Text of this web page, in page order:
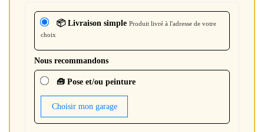
📦 Livraison simple Produit livré à l'adresse de votre
choix
Nous recommandons
🧰 Pose et/ou peinture
Choisir mon garage